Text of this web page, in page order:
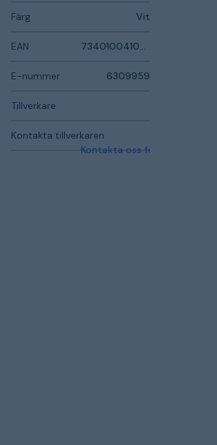
Färg Vit
EAN 7340100410334
E-nummer 6309959
Tillverkare
Kontakta tillverkaren
Kontakta oss för mer